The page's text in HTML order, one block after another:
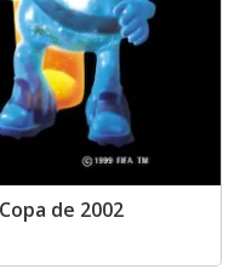
de 2002